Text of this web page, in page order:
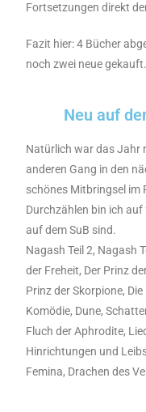
Fortsetzungen direkt
Fazit hier: 4 Bücher
noch zwei neue gekauft.
Neu auf
Natürlich war das Jahr
anderen Gang in den
schönes Mitbringsel im
Durchzählen bin ich
auf dem SuB sind.
Nagash Teil 2, Nagash
der Freheit, Der Prinz
Prinz der Skorpione,
Komödie, Dune,
Fluch der Aphrodite,
Hinrichtungen und
Femina, Drachen des